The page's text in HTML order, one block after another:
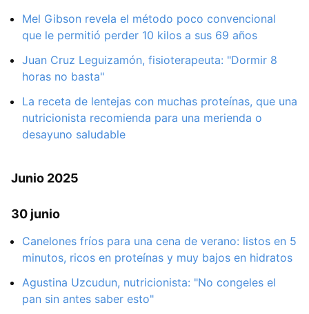
Mel Gibson revela el método poco convencional
que le permitió perder 10 kilos a sus 69 años
Juan Cruz Leguizamón, fisioterapeuta: "Dormir 8
horas no basta"
La receta de lentejas con muchas proteínas, que una
nutricionista recomienda para una merienda o
desayuno saludable
Junio 2025
30 junio
Canelones fríos para una cena de verano: listos en 5
minutos, ricos en proteínas y muy bajos en hidratos
Agustina Uzcudun, nutricionista: "No congeles el
pan sin antes saber esto"